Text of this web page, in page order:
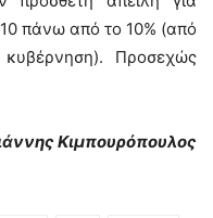
πάνω από το 10% (από
Προσεχώς
Κιμπουρόπουλος